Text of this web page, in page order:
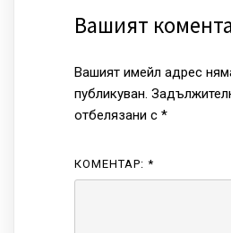
Вашият
Вашият имейл адрес
публикуван.
отбелязани с *
КОМЕНТАР: *